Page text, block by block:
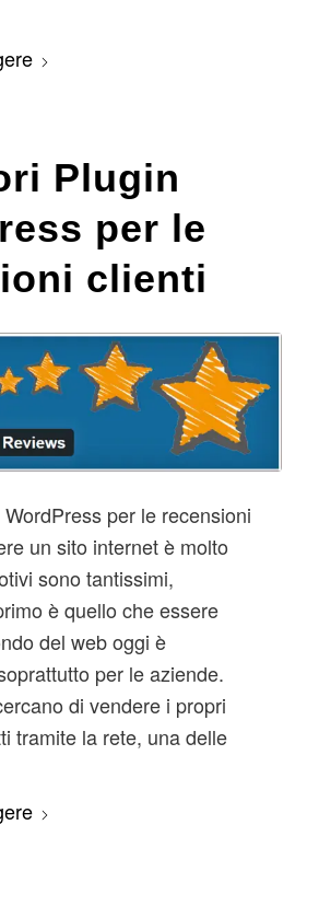
Plugin
per le
clienti
per le recensioni
un sito internet è molto
sono tantissimi,
è quello che essere
del web oggi è
per le aziende.
di vendere i propri
tramite la rete, una delle